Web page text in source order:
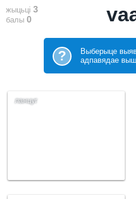
жыцьці 3
балы 0
?
Выберыце
адпавядае
ланцуг